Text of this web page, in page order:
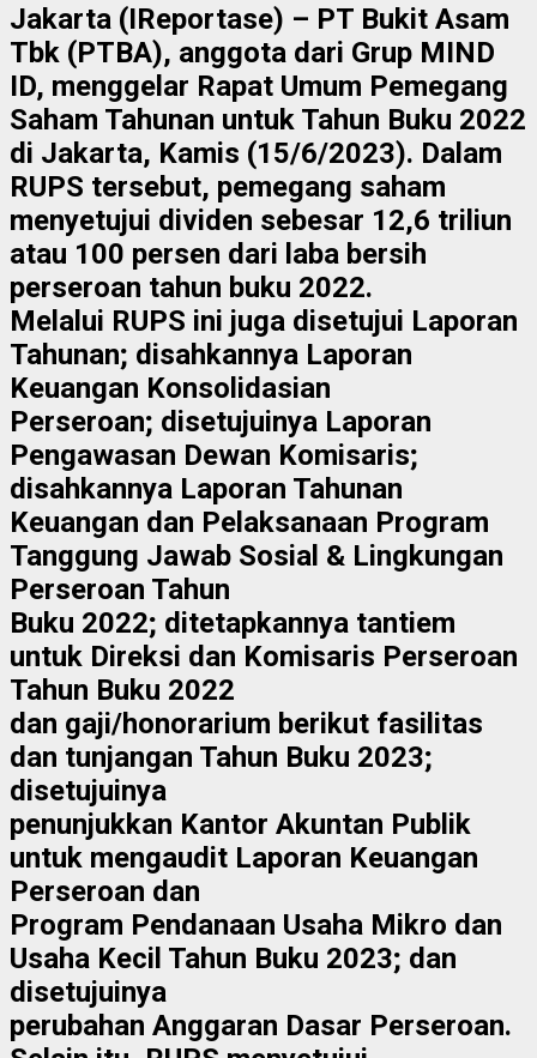
Jakarta (IReportase) – PT Bukit Asam
Tbk (PTBA), anggota dari Grup MIND
ID, menggelar Rapat Umum Pemegang
Saham Tahunan untuk Tahun Buku 2022
di Jakarta, Kamis (15/6/2023). Dalam
RUPS tersebut, pemegang saham
menyetujui dividen sebesar 12,6 triliun
atau 100 persen dari laba bersih
perseroan tahun buku 2022.
Melalui RUPS ini juga disetujui Laporan
Tahunan; disahkannya Laporan
Keuangan Konsolidasian
Perseroan; disetujuinya Laporan
Pengawasan Dewan Komisaris;
disahkannya Laporan Tahunan
Keuangan dan Pelaksanaan Program
Tanggung Jawab Sosial & Lingkungan
Perseroan Tahun
Buku 2022; ditetapkannya tantiem
untuk Direksi dan Komisaris Perseroan
Tahun Buku 2022
dan gaji/honorarium berikut fasilitas
dan tunjangan Tahun Buku 2023;
disetujuinya
penunjukkan Kantor Akuntan Publik
untuk mengaudit Laporan Keuangan
Perseroan dan
Program Pendanaan Usaha Mikro dan
Usaha Kecil Tahun Buku 2023; dan
disetujuinya
perubahan Anggaran Dasar Perseroan.